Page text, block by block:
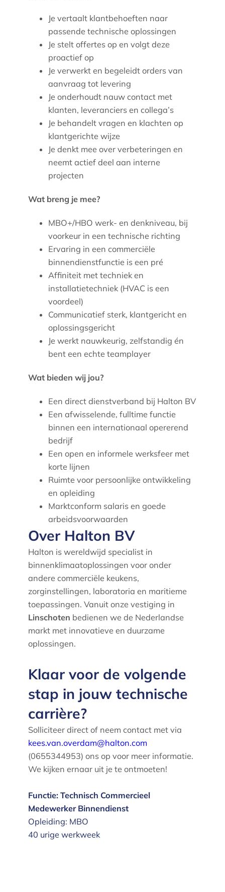
Je vertaalt klantbehoeften naar
passende technische oplossingen
Je stelt offertes op en volgt deze
proactief op
Je verwerkt en begeleidt orders van
aanvraag tot levering
Je onderhoudt nauw contact met
klanten, leveranciers en collega’s
Je behandelt vragen en klachten op
klantgerichte wijze
Je denkt mee over verbeteringen en
neemt actief deel aan interne
projecten
Wat breng je mee?
MBO+/HBO werk- en denkniveau, bij
voorkeur in een technische richting
Ervaring in een commerciële
binnendienstfunctie is een pré
Affiniteit met techniek en
installatietechniek (HVAC is een
voordeel)
Communicatief sterk, klantgericht en
oplossingsgericht
Je werkt nauwkeurig, zelfstandig én
bent een echte teamplayer
Wat bieden wij jou?
Een direct dienstverband bij Halton BV
Een afwisselende, fulltime functie
binnen een internationaal opererend
bedrijf
Een open en informele werksfeer met
korte lijnen
Ruimte voor persoonlijke ontwikkeling
en opleiding
Marktconform salaris en goede
arbeidsvoorwaarden
Over Halton BV
Halton is wereldwijd specialist in
binnenklimaatoplossingen voor onder
andere commerciële keukens,
zorginstellingen, laboratoria en maritieme
toepassingen. Vanuit onze vestiging in
Linschoten bedienen we de Nederlandse
markt met innovatieve en duurzame
oplossingen.
Klaar voor de volgende
stap in jouw technische
carrière?
Solliciteer direct of neem contact met via
kees.van.overdam@halton.com
(0655344953) ons op voor meer informatie.
We kijken ernaar uit je te ontmoeten!
Functie: Technisch Commercieel
Medewerker Binnendienst
Opleiding: MBO
40 urige werkweek